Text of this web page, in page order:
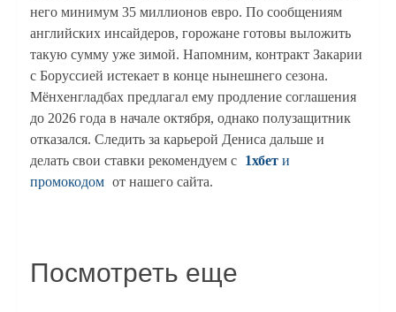
него минимум 35 миллионов евро. По сообщениям
английских инсайдеров, горожане готовы выложить
такую сумму уже зимой. Напомним, контракт Закарии
с Боруссией истекает в конце нынешнего сезона.
Мёнхенгладбах предлагал ему продление соглашения
до 2026 года в начале октября, однако полузащитник
отказался. Следить за карьерой Дениса дальше и
делать свои ставки рекомендуем с 1хбети
промокодом от нашего сайта.
Посмотреть еще